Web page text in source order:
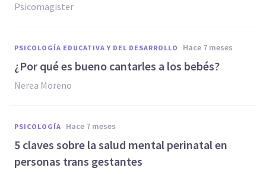
Psicomagister
PSICOLOGÍA EDUCATIVA Y DEL DESARROLLO hace 7 meses
¿Por qué es bueno cantarles a los bebés?
Nerea Moreno
PSICOLOGÍA hace 7 meses
5 claves sobre la salud mental perinatal en
personas trans gestantes